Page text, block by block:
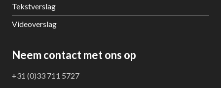
Tekstverslag
Videoverslag
Neem contact met ons op
+31 (0)33 711 5727